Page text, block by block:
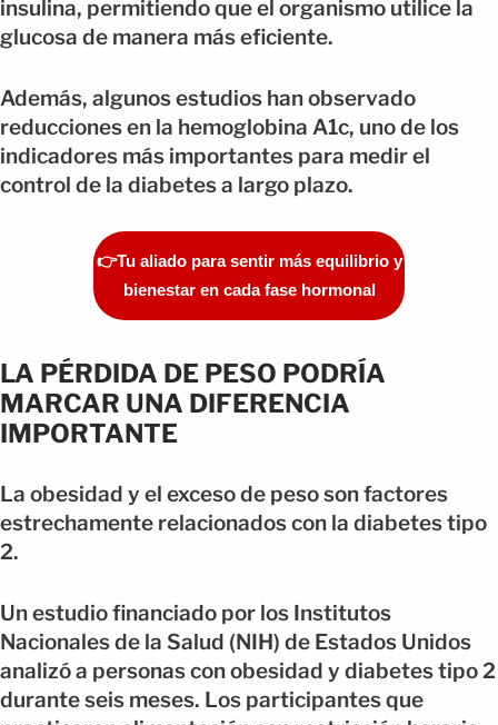
insulina, permitiendo que el organismo utilice la
glucosa de manera más eficiente.
Además, algunos estudios han observado
reducciones en la hemoglobina A1c, uno de los
indicadores más importantes para medir el
control de la diabetes a largo plazo.
👉Tu aliado para sentir más equilibrio y
bienestar en cada fase hormonal
LA PÉRDIDA DE PESO PODRÍA
MARCAR UNA DIFERENCIA
IMPORTANTE
La obesidad y el exceso de peso son factores
estrechamente relacionados con la diabetes tipo
2.
Un estudio financiado por los Institutos
Nacionales de la Salud (NIH) de Estados Unidos
analizó a personas con obesidad y diabetes tipo 2
durante seis meses. Los participantes que